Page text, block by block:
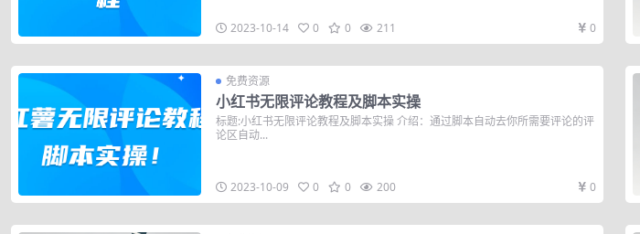
2023-10-14 0 0 211 0
免费资源
小红书无限评论教程及脚本实操
标题:小红书无限评论教程及脚本实操 介绍：通过脚本自动去你所需要评论的评
论区自动...
2023-10-09 0 0 200 0